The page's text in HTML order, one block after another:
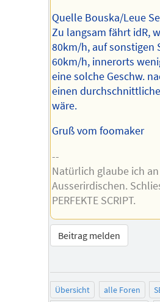
Quelle Bouska/Leue
Zu langsam fährt idR,
80km/h, auf sonstigen
60km/h, innerorts
eine solche Geschw.
einen
wäre.
Gruß vom foomaker
--
Natürlich glaube ich
Ausserirdischen.
PERFEKTE SCRIPT.
Beitrag melden
Übersicht alle Foren